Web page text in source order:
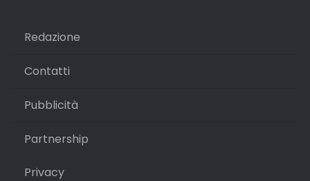
Redazione
Contatti
Pubblicità
Partnership
Privacy